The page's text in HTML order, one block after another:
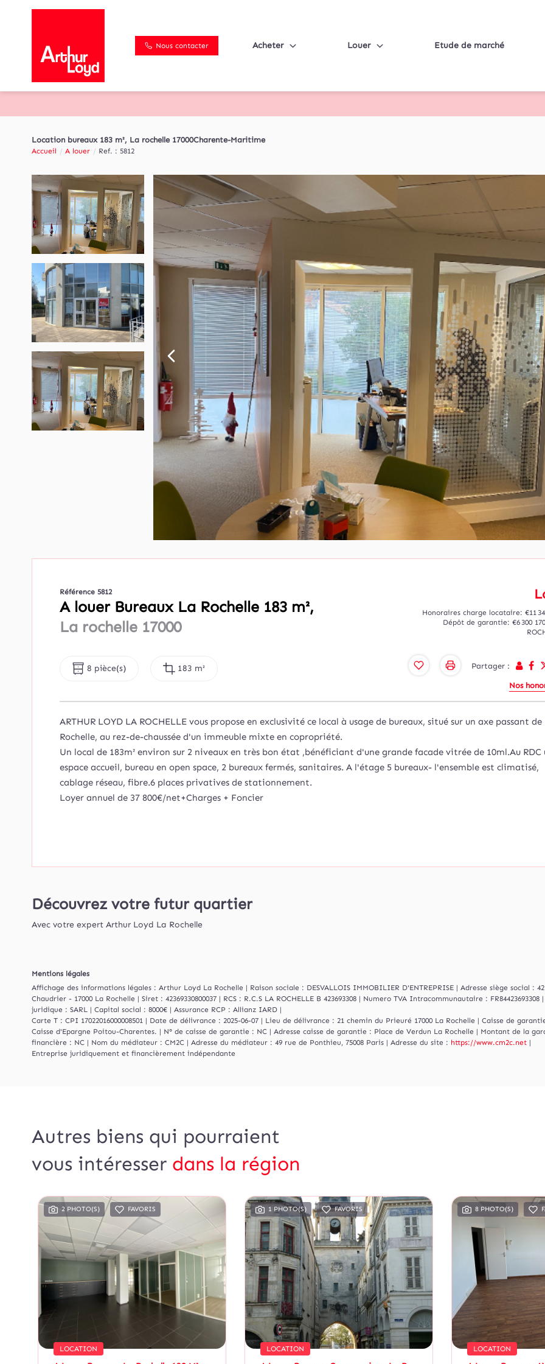
Nous contacter Acheter Louer Etude de marché
Location bureaux 183 m², La rochelle 17000Charente-Maritime
Accueil A louer Ref. : 5812
Référence 5812
A louer Bureaux La Rochelle 183 m²,
La rochelle 17000
8 pièce(s) 183 m²
Honoraires charge locataire: €11
Dépôt de garantie: €6 300
Partager :
Nos
ARTHUR LOYD LA ROCHELLE vous propose en exclusivité ce local à usage de bureaux, situé sur un axe passant de
Rochelle, au rez-de-chaussée d'un immeuble mixte en copropriété.
Un local de 183m² environ sur 2 niveaux en très bon état ,bénéficiant d'une grande facade vitrée de 10ml.Au RDC
espace accueil, bureau en open space, 2 bureaux fermés, sanitaires. A l'étage 5 bureaux- l'ensemble est climatisé,
cablage réseau, fibre.6 places privatives de stationnement.
Loyer annuel de 37 800€/net+Charges + Foncier
Découvrez votre futur quartier
Avec votre expert Arthur Loyd La Rochelle
Mentions légales
Affichage des informations légales : Arthur Loyd La Rochelle | Raison sociale : DESVALLOIS IMMOBILIER D'ENTREPRISE | Adresse siège social : 42
Chaudrier - 17000 La Rochelle | Siret : 42369330800037 | RCS : R.C.S LA ROCHELLE B 423693308 | Numero TVA Intracommunautaire : FR84423693308
juridique : SARL | Capital social : 8000€ | Assurance RCP : Allianz IARD |
Carte T : CPI 17022016000008501 | Date de délivrance : 2025-06-07 | Lieu de délivrance : 21 chemin du Prieuré 17000 La Rochelle | Caisse de
Caisse d'Epargne Poitou-Charentes. | N° de caisse de garantie : NC | Adresse caisse de garantie : Place de Verdun La Rochelle | Montant de la
financière : NC | Nom du médiateur : CM2C | Adresse du médiateur : 49 rue de Ponthieu, 75008 Paris | Adresse du site : https://www.cm2c.net |
Entreprise juridiquement et financièrement indépendante
Autres biens qui pourraient
vous intéresser dans la région
2 PHOTO(S) FAVORIS
LOCATION
1 PHOTO(S) FAVORIS
LOCATION
8 PHOTO(S)
LOCATION